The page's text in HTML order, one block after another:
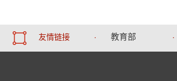
友情链接 · 教育部 ·